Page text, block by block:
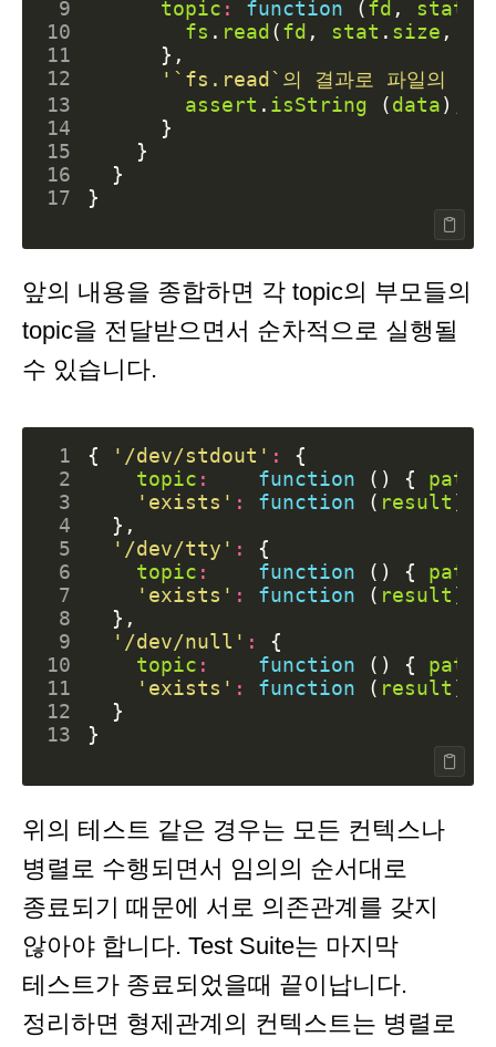
9
topic : function (fd , stat
10
fs . read(fd , stat . size ,
11
},
12
'`fs.read`의 결과로 파일의 내
13
assert . isString (data);
14
}
15
}
16
}
17
}
앞의 내용을 종합하면 각 topic의 부모들의
topic을 전달받으면서 순차적으로 실행될
수 있습니다.
1 { '/dev/stdout' :
{
2
topic : function () { path
3
'exists' : function ( result )
4
},
5
'/dev/tty' :
{
6
topic : function () { path
7
'exists' : function ( result )
8
},
9
'/dev/null' :
{
10
topic : function () { path
11
'exists' : function ( result )
12
}
13
}
위의 테스트 같은 경우는 모든 컨텍스나
병렬로 수행되면서 임의의 순서대로
종료되기 때문에 서로 의존관계를 갖지
않아야 합니다. Test Suite는 마지막
테스트가 종료되었을때 끝이납니다.
정리하면 형제관계의 컨텍스트는 병렬로